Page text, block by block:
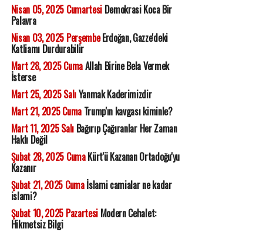
Nisan 05, 2025 CumartesiDemokrasi Koca Bir
Palavra
Nisan 03, 2025 PerşembeErdoğan, Gazze'deki
Katliamı Durdurabilir
Mart 28, 2025 CumaAllah Birine Bela Vermek
İsterse
Mart 25, 2025 SalıYanmak Kaderimizdir
Mart 21, 2025 CumaTrump'ın kavgası kiminle?
Mart 11, 2025 SalıBağırıp Çağıranlar Her Zaman
Haklı Değil
Şubat 28, 2025 CumaKürt'ü Kazanan Ortadoğu'yu
Kazanır
Şubat 21, 2025 Cumaİslami camialar ne kadar
islami?
Şubat 10, 2025 PazartesiModern Cehalet:
Hikmetsiz Bilgi